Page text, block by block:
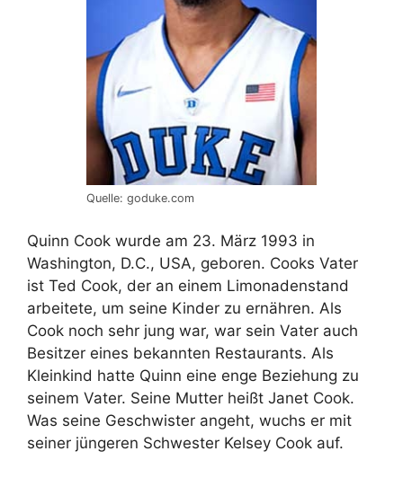
Quelle: goduke.com
Quinn Cook wurde am 23. März 1993 in
Washington, D.C., USA, geboren. Cooks Vater
ist Ted Cook, der an einem Limonadenstand
arbeitete, um seine Kinder zu ernähren. Als
Cook noch sehr jung war, war sein Vater auch
Besitzer eines bekannten Restaurants. Als
Kleinkind hatte Quinn eine enge Beziehung zu
seinem Vater. Seine Mutter heißt Janet Cook.
Was seine Geschwister angeht, wuchs er mit
seiner jüngeren Schwester Kelsey Cook auf.